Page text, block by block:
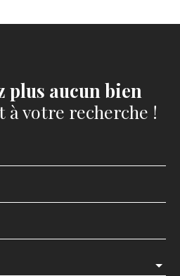
plus aucun bien
à votre recherche !